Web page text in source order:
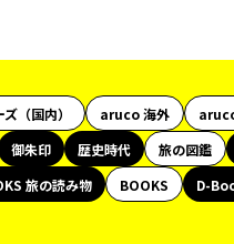
（国内） aruco 海外
御朱印 歴史時代 旅の図鑑
旅の読み物 BOOKS
D-